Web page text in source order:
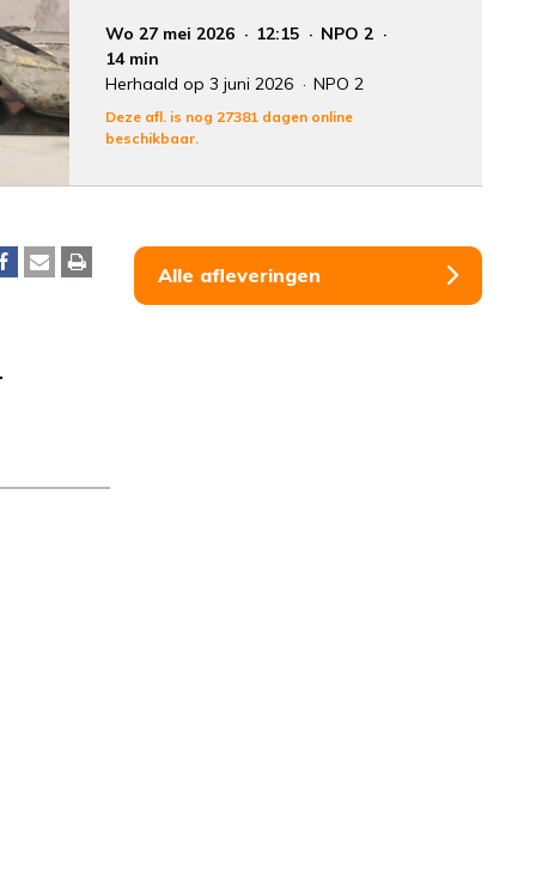
Wo 27 mei 2026 12:15
NPO 2
14 min
Herhaald op 3 juni 2026
NPO 2
Deze afl. is nog 27381 dagen online
beschikbaar.
Alle afleveringen